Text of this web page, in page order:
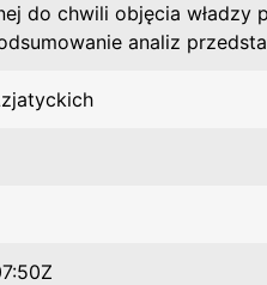
do chwili objęcia władzy
analiz